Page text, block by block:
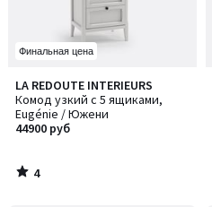
Финальная цена
LA REDOUTE INTERIEURS
Комод узкий с 5 ящиками,
Eugénie / Южени
44900 руб
4
/
5
4
/